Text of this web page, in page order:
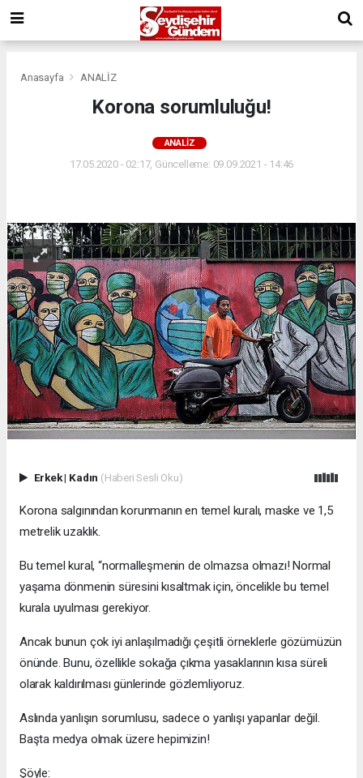
Anasayfa ANALİZ
Korona sorumluluğu!
ANALİZ
17.05.2020 - 02:17, Güncelleme: 09.09.2021 - 14:46
Erkek| Kadın (Haberi Sesli Oku)
Korona salgınından korunmanın en temel kuralı, maske ve 1,5
metrelik uzaklık.
Bu temel kural, “normalleşmenin de olmazsa olmazı! Normal
yaşama dönmenin süresini kısaltmak için, öncelikle bu temel
kurala uyulması gerekiyor.
Ancak bunun çok iyi anlaşılmadığı çeşitli örneklerle gözümüzün
önünde. Bunu, özellikle sokağa çıkma yasaklarının kısa süreli
olarak kaldırılması günlerinde gözlemliyoruz.
Aslında yanlışın sorumlusu, sadece o yanlışı yapanlar değil.
Başta medya olmak üzere hepimizin!
Şöyle: